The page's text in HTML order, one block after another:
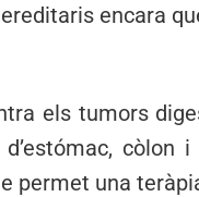
encara
els tumors
còlon
permet una